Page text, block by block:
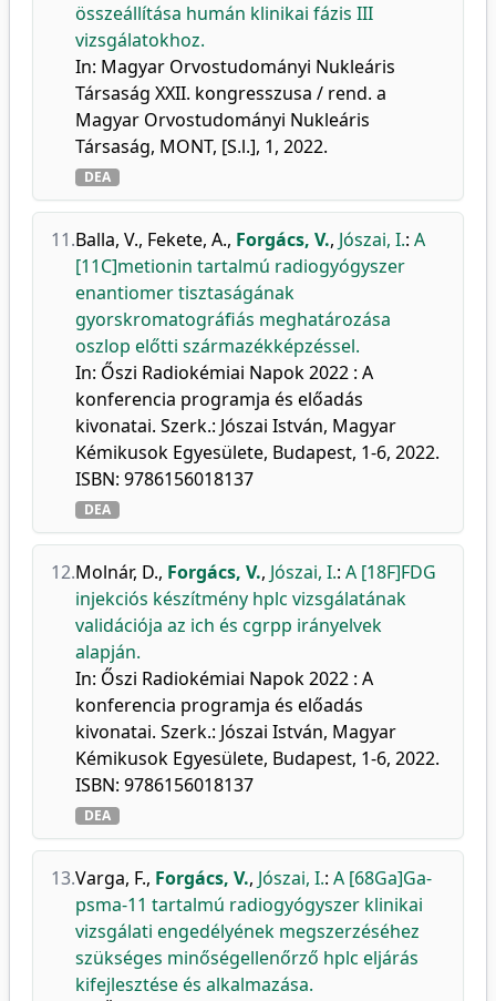
összeállítása humán klinikai fázis III
vizsgálatokhoz.
In: Magyar Orvostudományi Nukleáris
Társaság XXII. kongresszusa / rend. a
Magyar Orvostudományi Nukleáris
Társaság, MONT, [S.l.], 1, 2022.
DEA
11.Balla, V., Fekete, A., Forgács, V., Jószai, I.: A
[11C]metionin tartalmú radiogyógyszer
enantiomer tisztaságának
gyorskromatográfiás meghatározása
oszlop előtti származékképzéssel.
In: Őszi Radiokémiai Napok 2022 : A
konferencia programja és előadás
kivonatai. Szerk.: Jószai István, Magyar
Kémikusok Egyesülete, Budapest, 1-6, 2022.
ISBN: 9786156018137
DEA
12.Molnár, D., Forgács, V., Jószai, I.: A [18F]FDG
injekciós készítmény hplc vizsgálatának
validációja az ich és cgrpp irányelvek
alapján.
In: Őszi Radiokémiai Napok 2022 : A
konferencia programja és előadás
kivonatai. Szerk.: Jószai István, Magyar
Kémikusok Egyesülete, Budapest, 1-6, 2022.
ISBN: 9786156018137
DEA
13.Varga, F., Forgács, V., Jószai, I.: A [68Ga]Ga-
psma-11 tartalmú radiogyógyszer klinikai
vizsgálati engedélyének megszerzéséhez
szükséges minőségellenőrző hplc eljárás
kifejlesztése és alkalmazása.